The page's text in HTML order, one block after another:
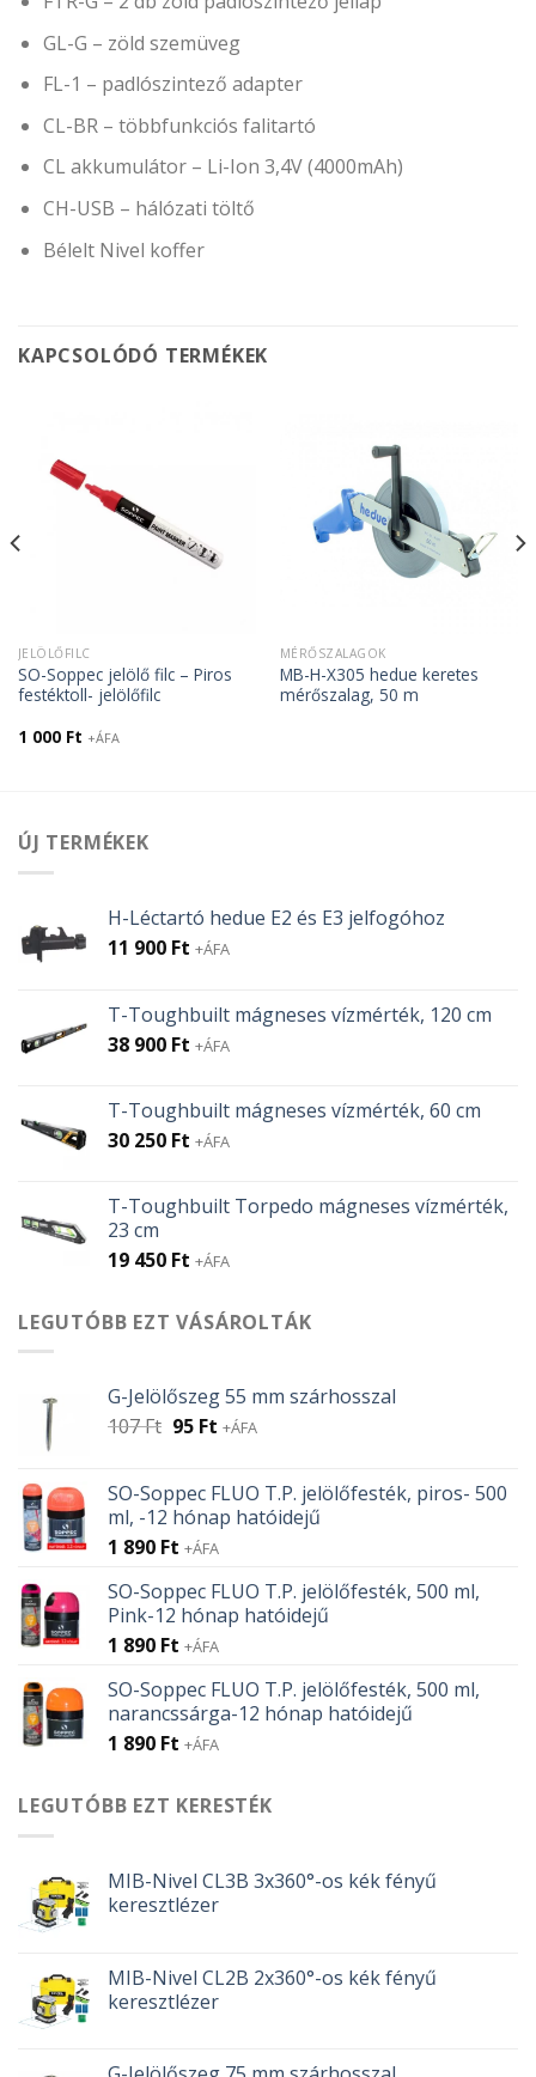
GL-G – zöld szemüveg
FL-1 – padlószintező adapter
CL-BR – többfunkciós falitartó
CL akkumulátor – Li-Ion 3,4V (4000mAh)
CH-USB – hálózati töltő
Bélelt Nivel koffer
KAPCSOLÓDÓ TERMÉKEK
JELÖLŐFILC
SO-Soppec jelölő filc – Piros
festéktoll- jelölőfilc
1 000 Ft +ÁFA
MÉRŐSZALAGOK
MB-H-X305 hedue keretes
mérőszalag, 50 m
ÚJ TERMÉKEK
H-Léctartó hedue E2 és E3 jelfogóhoz
11 900 Ft +ÁFA
T-Toughbuilt mágneses vízmérték, 120 cm
38 900 Ft +ÁFA
T-Toughbuilt mágneses vízmérték, 60 cm
30 250 Ft +ÁFA
T-Toughbuilt Torpedo mágneses vízmérték,
23 cm
19 450 Ft +ÁFA
LEGUTÓBB EZT VÁSÁROLTÁK
G-Jelölőszeg 55 mm szárhosszal
107Ft Original
107 Ft.
95 FtCurrent
95 Ft.
+ÁFA
SO-Soppec FLUO T.P. jelölőfesték, piros- 500
ml, -12 hónap hatóidejű
1 890 Ft +ÁFA
SO-Soppec FLUO T.P. jelölőfesték, 500 ml,
Pink-12 hónap hatóidejű
1 890 Ft +ÁFA
SO-Soppec FLUO T.P. jelölőfesték, 500 ml,
narancssárga-12 hónap hatóidejű
1 890 Ft +ÁFA
LEGUTÓBB EZT KERESTÉK
MIB-Nivel CL3B 3x360°-os kék fényű
keresztlézer
MIB-Nivel CL2B 2x360°-os kék fényű
keresztlézer